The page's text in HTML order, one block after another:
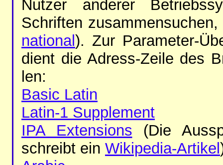
Nut­zer an­de­rer
Schrif­ten
na­tio­nal). Zur Pa­ra­me­ter-
dient die Adress-Zei­le des
len:
Ba­sic La­tin
La­tin-1 Sup­ple­ment
IPA Ex­ten­si­ons (Die
schreibt ein Wi­ki­pe­dia-Ar­ti­kel